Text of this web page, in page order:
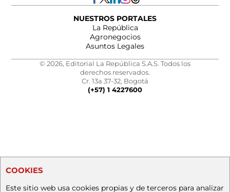
NUESTROS PORTALES
La República
Agronegocios
Asuntos Legales
© 2026, Editorial La República S.A.S. Todos los
derechos reservados.
Cr. 13a 37-32, Bogotá
(+57) 1 4227600
COOKIES
Este sitio web usa cookies propias y de terceros para analizar